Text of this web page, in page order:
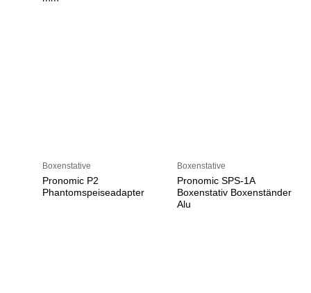
Boxenstative
Pronomic P2
Phantomspeiseadapter
Boxenstative
Pronomic SPS-1A
Boxenstativ Boxenständer
Alu